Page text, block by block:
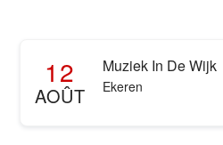
12
AOÛT
Muziek In De Wijk
Ekeren